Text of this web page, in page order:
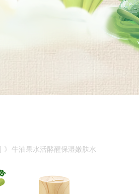
》 牛油果水活酵醒保湿嫩肤水